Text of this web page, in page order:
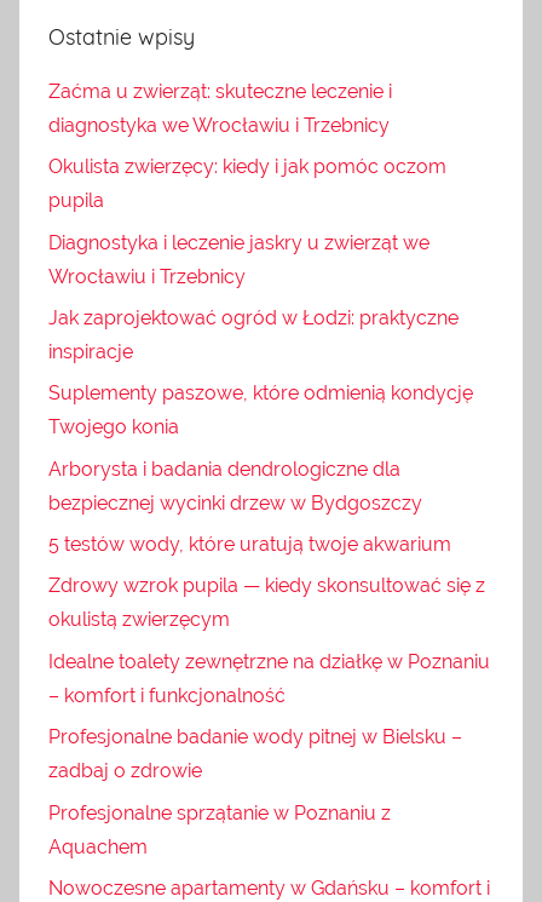
Ostatnie wpisy
Zaćma u zwierząt: skuteczne leczenie i
diagnostyka we Wrocławiu i Trzebnicy
Okulista zwierzęcy: kiedy i jak pomóc oczom
pupila
Diagnostyka i leczenie jaskry u zwierząt we
Wrocławiu i Trzebnicy
Jak zaprojektować ogród w Łodzi: praktyczne
inspiracje
Suplementy paszowe, które odmienią kondycję
Twojego konia
Arborysta i badania dendrologiczne dla
bezpiecznej wycinki drzew w Bydgoszczy
5 testów wody, które uratują twoje akwarium
Zdrowy wzrok pupila — kiedy skonsultować się z
okulistą zwierzęcym
Idealne toalety zewnętrzne na działkę w Poznaniu
– komfort i funkcjonalność
Profesjonalne badanie wody pitnej w Bielsku –
zadbaj o zdrowie
Profesjonalne sprzątanie w Poznaniu z
Aquachem
Nowoczesne apartamenty w Gdańsku – komfort i